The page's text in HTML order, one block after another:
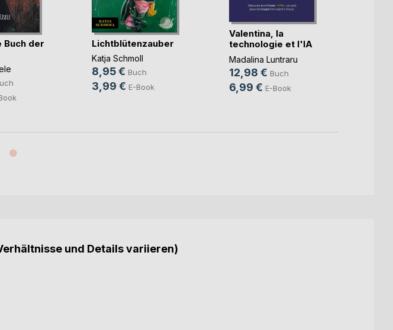
Buch der
Lichtblütenzauber
Katja Schmoll
8,95 € Buch
3,99 € E-Book
Valentina, la
technologie et l'IA
(...)
Madalina Luntraru
12,98 € Buch
6,99 € E-Book
und Details variieren)